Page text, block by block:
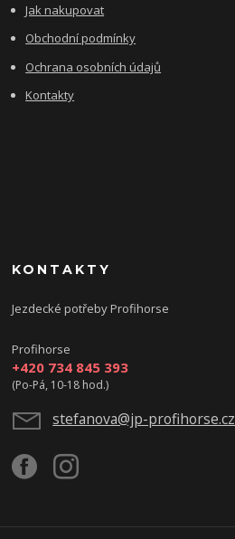
Jak nakupovat
Obchodní podmínky
Ochrana osobních údajů
Kontakty
KONTAKTY
Jezdecké potřeby Profihorse
Profihorse
+420 734 845 393
(Po-Pá, 10-18 hod.)
stefanova@jp-profihorse.cz